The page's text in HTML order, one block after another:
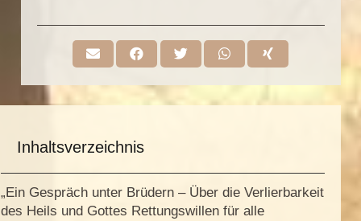
Inhaltsverzeichnis
„Ein Gespräch unter Brüdern – Über die Verlierbarkeit
des Heils und Gottes Rettungswillen für alle